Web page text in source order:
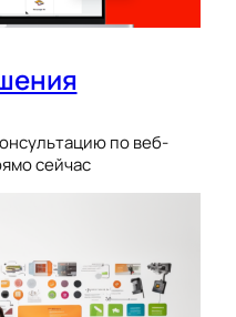
по веб-
сейчас